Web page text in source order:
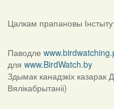
Цалкам прапановы
Паводле
для www.BirdWatch.by
Здымак канадзкіх казарак
Вялікабрытаніі)